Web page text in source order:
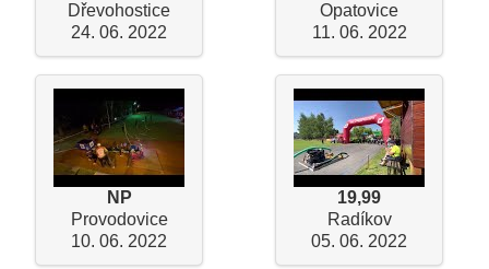
Dřevohostice
24. 06. 2022
Opatovice
11. 06. 2022
NP
Provodovice
10. 06. 2022
19,99
Radíkov
05. 06. 2022